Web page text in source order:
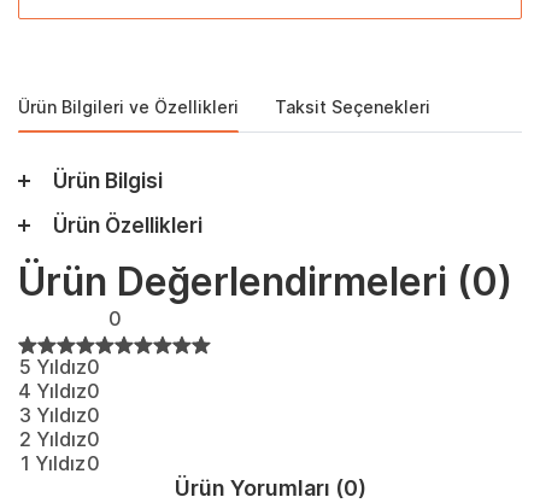
Ürün Bilgileri ve Özellikleri Taksit Seçenekleri
Ürün Bilgisi
Ürün Özellikleri
Ürün Değerlendirmeleri (0)
0
5 Yıldız0
4 Yıldız0
3 Yıldız0
2 Yıldız0
1 Yıldız0
Ürün Yorumları (0)